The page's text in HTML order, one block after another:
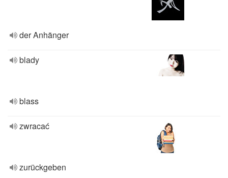
der Anhänger
blady
blass
zwracać
zurückgeben